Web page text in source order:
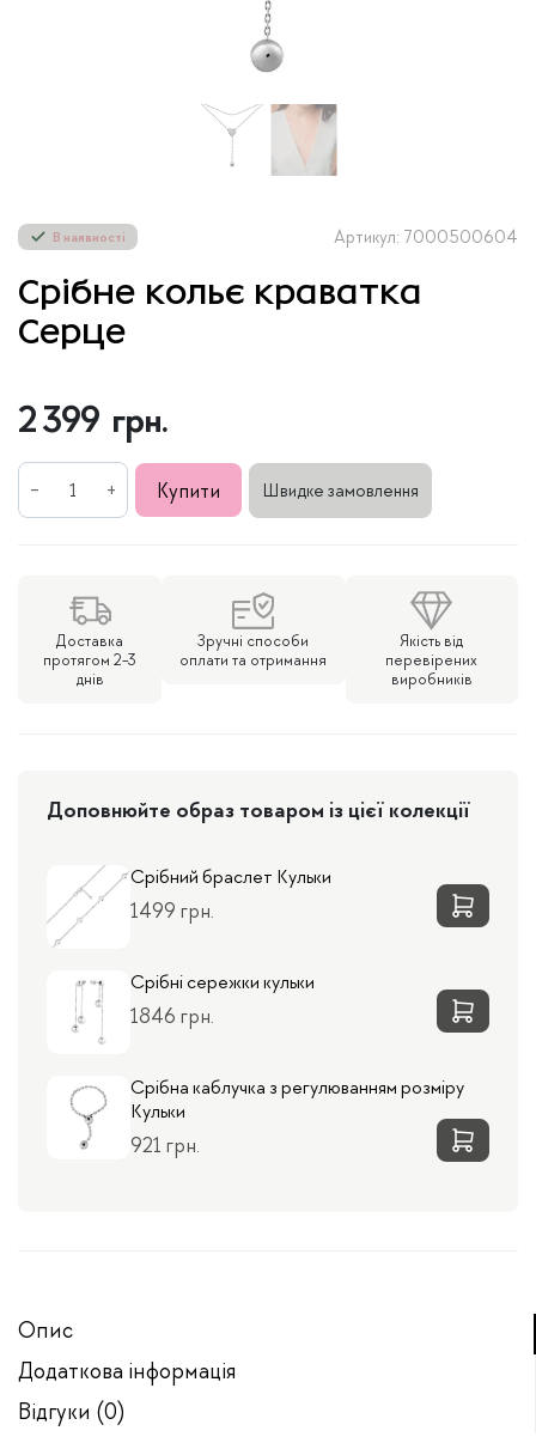
В наявності Артикул: 7000500604
Срібне кольє краватка
Серце
2 399 грн.
Срібне
кількість
Купити Швидке замовлення
Доставка
протягом 2-3
днів
Зручні способи
оплати та отримання
Якість від
перевірених
виробників
Доповнюйте образ товаром із цієї колекції
Срібний браслет Кульки
1499 грн.
Срібні сережки кульки
1846 грн.
Срібна каблучка з регулюванням розміру
Кульки
921 грн.
Опис
Додаткова інформація
Відгуки (0)